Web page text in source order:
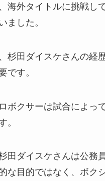
海外タイトルに挑戦し
ました。
杉田ダイスケさんの経
です。
ボクサーは試合によっ
。
田ダイスケさんは公務
な目的ではなく、ボク